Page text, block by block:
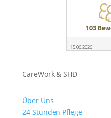
CareWork & SHD
Über Uns
24 Stunden Pflege